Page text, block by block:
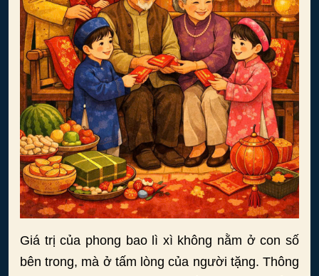
Giá trị của phong bao lì xì không nằm ở con số
bên trong, mà ở tấm lòng của người tặng. Thông